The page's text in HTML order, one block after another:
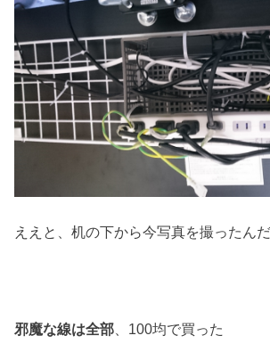
ええと、机の下から今写真を撮ったん
邪魔な線は全部 、100均で買った